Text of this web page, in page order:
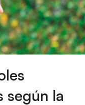
según la